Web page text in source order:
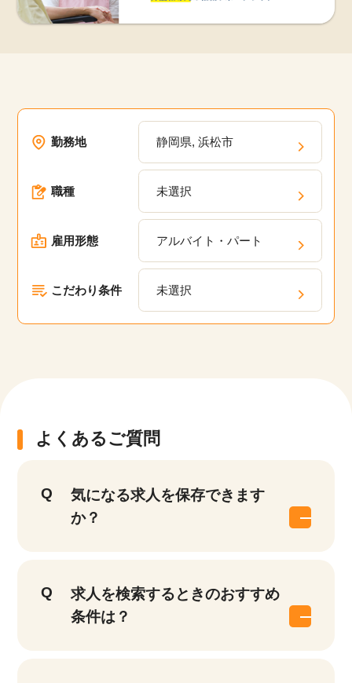
勤務地 静岡県, 浜松市
職種 未選択
雇用形態 アルバイト・パート
こだわり条件 未選択
よくあるご質問
気になる求人を保存できます
か？
求人を検索するときのおすすめ
条件は？